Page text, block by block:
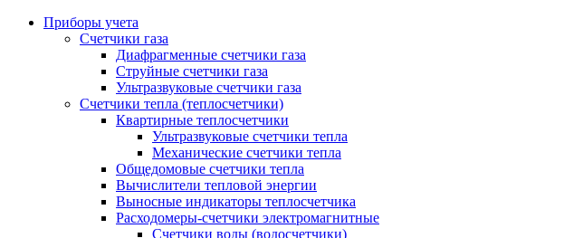
Приборы учета
Счетчики газа
Диафрагменные счетчики газа
Струйные счетчики газа
Ультразвуковые счетчики газа
Счетчики тепла (теплосчетчики)
Квартирные теплосчетчики
Ультразвуковые счетчики тепла
Механические счетчики тепла
Общедомовые счетчики тепла
Вычислители тепловой энергии
Выносные индикаторы теплосчетчика
Расходомеры-счетчики электромагнитные
Счетчики воды (водосчетчики)